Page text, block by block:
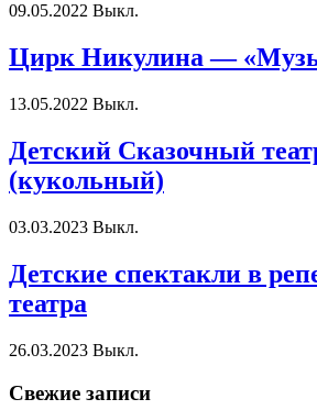
09.05.2022 Выкл.
Цирк Никулина —
13.05.2022 Выкл.
Детский Сказочный
(кукольный)
03.03.2023 Выкл.
Детские спектакли в
театра
26.03.2023 Выкл.
Свежие записи